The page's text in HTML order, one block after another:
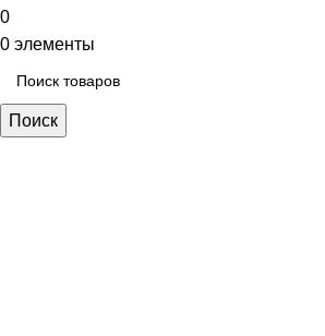
0
0 элементы
Поиск